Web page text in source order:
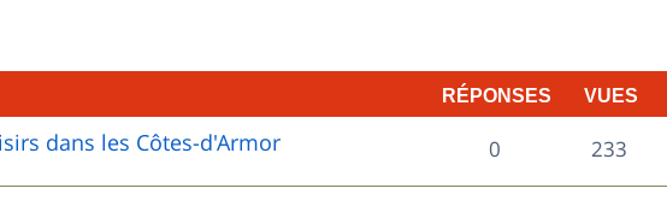
RÉPONSES VUES
dans les Côtes-d'Armor 0R
é
233V
u